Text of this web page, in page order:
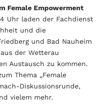
Female Empowerment
Uhr laden der Fachdienst
und die
und Bad Nauheim
der Wetterau
Austausch zu kommen.
Thema „Female
Diskussionsrunde,
vielem mehr.